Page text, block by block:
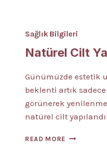
Sağlık Bilgileri
Natürel Cilt
Günümüzde estetik
beklenti artık
görünerek
natürel cilt
READ MORE NATÜREL